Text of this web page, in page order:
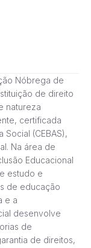
Nóbrega de
de direito
natureza
certificada
(CEBAS),
Na área de
Educacional
estudo e
de educação
e a
desenvolve
de
de direitos,